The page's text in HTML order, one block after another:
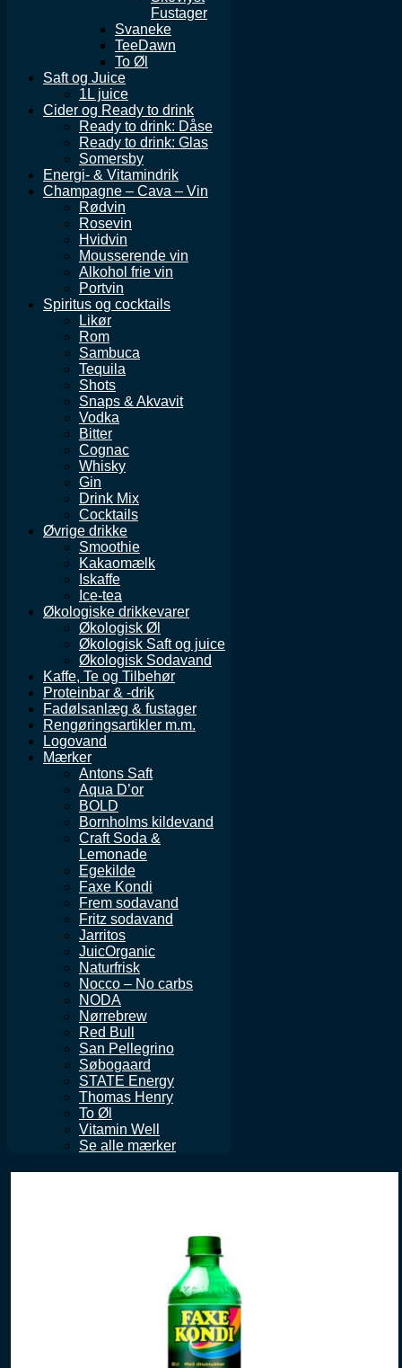
Fustager
Svaneke
TeeDawn
To Øl
Saft og Juice
1L juice
Cider og Ready to drink
Ready to drink: Dåse
Ready to drink: Glas
Somersby
Energi- & Vitamindrik
Champagne – Cava – Vin
Rødvin
Rosevin
Hvidvin
Mousserende vin
Alkohol frie vin
Portvin
Spiritus og cocktails
Likør
Rom
Sambuca
Tequila
Shots
Snaps & Akvavit
Vodka
Bitter
Cognac
Whisky
Gin
Drink Mix
Cocktails
Øvrige drikke
Smoothie
Kakaomælk
Iskaffe
Ice-tea
Økologiske drikkevarer
Økologisk Øl
Økologisk Saft og juice
Økologisk Sodavand
Kaffe, Te og Tilbehør
Proteinbar & -drik
Fadølsanlæg & fustager
Rengøringsartikler m.m.
Logovand
Mærker
Antons Saft
Aqua D’or
BOLD
Bornholms kildevand
Craft Soda &
Lemonade
Egekilde
Faxe Kondi
Frem sodavand
Fritz sodavand
Jarritos
JuicOrganic
Naturfrisk
Nocco – No carbs
NODA
Nørrebrew
Red Bull
San Pellegrino
Søbogaard
STATE Energy
Thomas Henry
To Øl
Vitamin Well
Se alle mærker